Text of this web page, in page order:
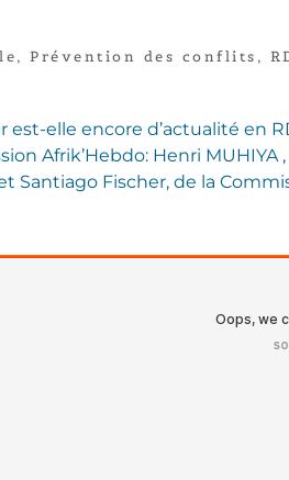
, Prévention des conflits ,
est-elle encore d’actualité en
Afrik’Hebdo: Henri
Santiago Fischer, de la